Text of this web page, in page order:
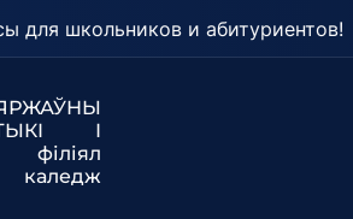
для школьников и абитуриентов!
І
каледж